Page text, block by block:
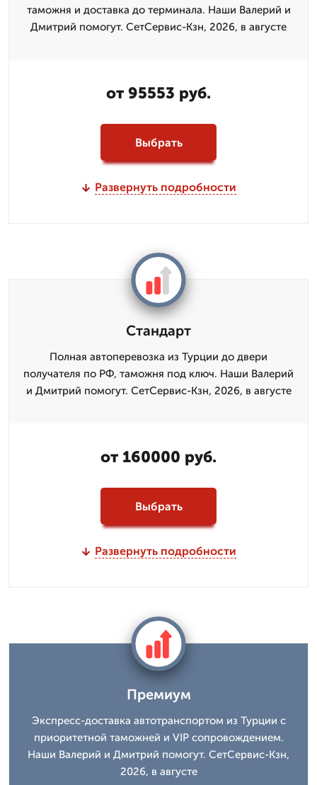
таможня и доставка до терминала. Наши Валерий и
Дмитpий помогут. СетСервис-Кзн, 2026, в августе
от 95553 руб.
Выбрать
Развернуть подробности
Стандарт
Полная автоперевозка из Турции до двери
получателя по РФ, таможня под ключ. Наши Валерий
и Дмитpий помогут. СетСервис-Кзн, 2026, в августе
от 160000 руб.
Выбрать
Развернуть подробности
Премиум
Экспресс-доставка автотранспортом из Турции с
приоритетной таможней и VIP сопровождением.
Наши Валерий и Дмитpий помогут. СетСервис-Кзн,
2026, в августе